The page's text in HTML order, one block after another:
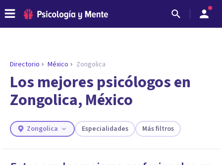
Directorio México Zongolica
Los mejores psicólogos en
Zongolica, México
Zongolica Especialidades Más filtros